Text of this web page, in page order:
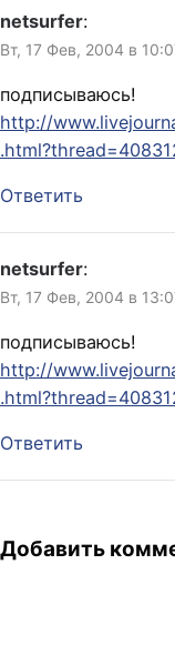
Все ключевые моменты
фильма произошли по
вине…
netsurfer:
Вт, 17 Фев, 2004 в
подписываюсь!
http://
Ответить
netsurfer:
Вт, 17 Фев, 2004 в
подписываюсь!
http://
Ответить
Добавить